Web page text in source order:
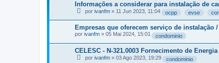
Informações a considerar para instalação de
por ivanfm » 11 Jun 2023, 11:04 ocpp evse
Empresas que oferecem serviço de
por ivanfm » 05 Mai 2024, 15:01 condominio
CELESC - N-321.0003 Fornecimento de
por ivanfm » 03 Ago 2023, 19:29 condominio